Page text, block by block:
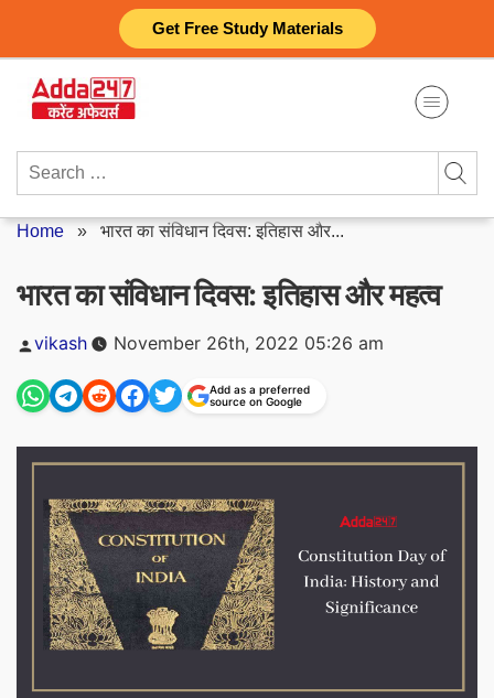
Get Free Study Materials
content
Search
Home » भारत का संविधान दिवस: इतिहास और...
भारत का संविधान दिवस: इतिहास और महत्व
Posted
vikash November 26th, 2022 05:26 am
Add as a preferred
source on Google